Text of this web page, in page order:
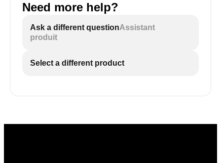
Need more help?
Ask a different questionAssistant
produit
Select a different product